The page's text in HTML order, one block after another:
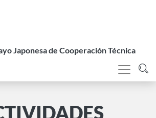
Japonesa de Cooperación Técnica